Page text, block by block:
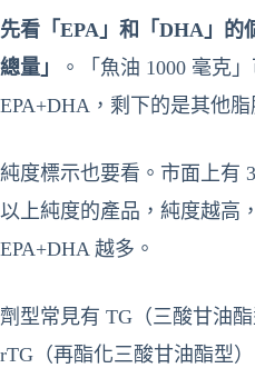
先看「EPA」和「DHA」的
總量」
。「魚油 1000 毫克
EPA+DHA，剩下的是其他脂
純度標示也要看。市面上有
以上純度的產品，純度越高
EPA+DHA 越多。
劑型常見有 TG（三酸甘油
rTG（再酯化三酸甘油酯型